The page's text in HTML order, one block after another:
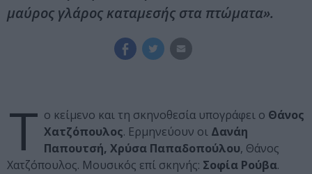
μαύρος γλάρος καταμεσής στα πτώματα».
Τ ο κείμενο και τη σκηνοθεσία υπογράφει ο Θάνος
Χατζόπουλος. Ερμηνεύουν οι Δανάη
Παπουτσή, Χρύσα Παπαδοπούλου, Θάνος
Χατζόπουλος. Μουσικός επί σκηνής: Σοφία Ρούβα.